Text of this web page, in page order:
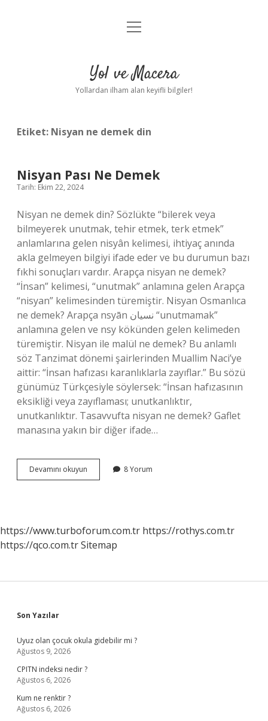
Anasayfa
Yasal Uyarı
menüyü
Yol ve Macera
Yollardan ilham alan keyifli bilgiler!
Etiket: Nisyan ne demek din
Nisyan Pası Ne Demek
Tarih: Ekim 22, 2024
Nisyan ne demek din? Sözlükte “bilerek veya
bilmeyerek unutmak, tehir etmek, terk etmek”
anlamlarına gelen nisyân kelimesi, ihtiyaç anında
akla gelmeyen bilgiyi ifade eder ve bu durumun bazı
fıkhi sonuçları vardır. Arapça nisyan ne demek?
“İnsan” kelimesi, “unutmak” anlamına gelen Arapça
“nisyan” kelimesinden türemiştir. Nisyan Osmanlıca
ne demek? Arapça nsyān نسيان “unutmamak”
anlamına gelen ve nsy kökünden gelen kelimeden
türemiştir. Nisyan ile malül ne demek? Bu anlamlı
söz Tanzimat dönemi şairlerinden Muallim Naci’ye
aittir: “İnsan hafızası karanlıklarla zayıflar.” Bu sözü
günümüz Türkçesiyle söylersek: “İnsan hafızasının
eksikliği veya zayıflaması; unutkanlıktır,
unutkanlıktır. Tasavvufta nisyan ne demek? Gaflet
manasına yakın bir diğer ifade…
Devamını okuyun
Pası
8 Yorum
https://www.turboforum.com.tr https://rothys.com.tr
https://qco.com.trSitemap
Sidebar
Son Yazılar
Uyuz olan çocuk okula gidebilir mi ?
Ağustos 9, 2026
CPITN indeksi nedir ?
Ağustos 6, 2026
Kum ne renktir ?
Ağustos 6, 2026